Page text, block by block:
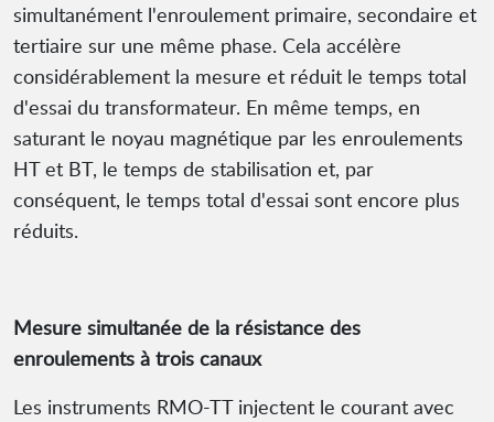
simultanément l'enroulement primaire, secondaire et
tertiaire sur une même phase. Cela accélère
considérablement la mesure et réduit le temps total
d'essai du transformateur. En même temps, en
saturant le noyau magnétique par les enroulements
HT et BT, le temps de stabilisation et, par
conséquent, le temps total d'essai sont encore plus
réduits.
Mesure simultanée de la résistance des
enroulements à trois canaux
Les instruments RMO-TT injectent le courant avec